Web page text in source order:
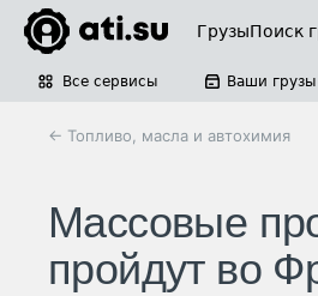
ГрузыПоиск
Все сервисы Ваши грузы
← Топливо, масла и автохимия
Массовые
пройдут во